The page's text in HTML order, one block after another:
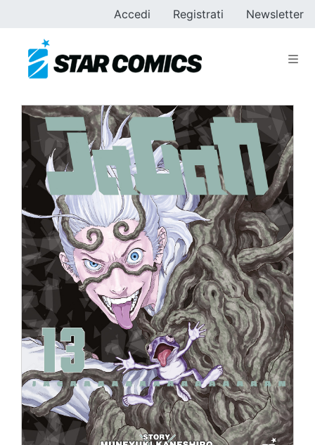
Accedi Registrati Newsletter